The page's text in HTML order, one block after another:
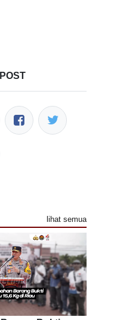
lihat semua